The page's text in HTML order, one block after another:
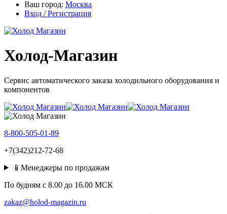
Ваш город: Москва
Вход / Регистрация
Холод-Магазин
Сервис автоматического заказа холодильного оборудования и
компонентов
8-800-505-01-89
+7(342)212-72-68
📱Менеджеры по продажам
По будням c 8.00 до 16.00 МСК
zakaz@holod-magazin.ru